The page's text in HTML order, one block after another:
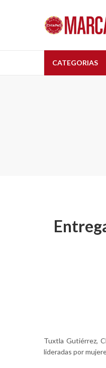
CATEGORIAS
Tuxtla Gutiérrez,
lideradas por